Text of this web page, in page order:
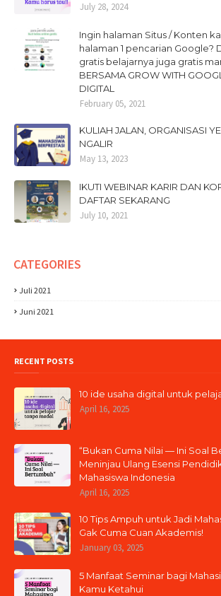
July 28, 2024
Ingin halaman Situs / Konten
halaman 1 pencarian Google?
gratis belajarnya juga gratis
BERSAMA GROW WITH
DIGITAL
February 05, 2021
KULIAH JALAN, ORGANISASI
NGALIR
May 13, 2023
IKUTI WEBINAR KARIR DAN
DAFTAR SEKARANG
July 10, 2021
CATEGORIES
Juli 2021
Juni 2021
RECENT POSTS
10 ide usaha digital untuk
April 16, 2025
“Bukan Cuma Nilai — Ini Soal
Meninjau Ulang Esensi
Mahasiswa Indonesia
April 16, 2025
10 Tips Ampuh untuk Jadi
Gak Cuma Cuan Akademis!
January 03, 2025
5 Manfaat Seminar bagi
Kamu Ketahui